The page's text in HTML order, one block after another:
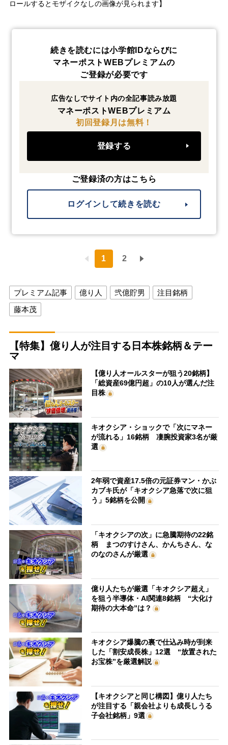
ロールするとモザイクなしの画像が見られます】
続きを読むには小学館IDならびに
マネーポストWEBプレミアムの
ご登録が必要です
広告なしでサイト内の全記事読み放題
マネーポストWEBプレミアム
初回登録月は無料！
登録する
ご登録済の方はこちら
ログインして続きを読む
1 2
プレミアム記事 億り人 弐億貯男
注目銘柄
藤本茂
【特集】億り人が注目する日本株銘柄＆テー
マ
【億り人オールスターが狙う20銘柄】
「総資産69億円超」の10人が選んだ注
目株
キオクシア・ショックで「次にマネー
が流れる」16銘柄 凄腕投資家3名が厳
選
2年弱で資産17.5倍の元証券マン・かぶ
カブキ氏が「キオクシア急落で次に狙
う」5銘柄を公開
「キオクシアの次」に急騰期待の22銘
柄 まつのすけさん、かんちさん、な
のなのさんが厳選
億り人たちが厳選「キオクシア超え」
を狙う半導体・AI関連8銘柄 “大化け
期待の大本命”は？
キオクシア爆騰の裏で仕込み時が到来
した「割安成長株」12選 “放置された
お宝株”を厳選解説
【キオクシアと同じ構図】億り人たち
が注目する「親会社よりも成長しうる
子会社銘柄」9選